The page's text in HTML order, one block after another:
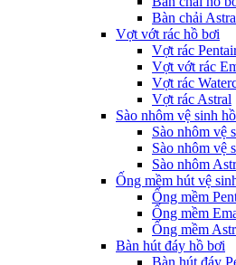
Bàn chải
Vợt vớt rác hồ bơi
Vợt rác
Vợt vớt rác
Vợt rác
Vợt rác Astral
Sào nhôm vệ sinh
Sào nhôm vệ
Sào nhôm vệ
Sào nhôm
Ống mềm hút vệ
Ống mềm
Ống mềm
Ống mềm
Bàn hút đáy hồ bơi
Bàn hút đáy